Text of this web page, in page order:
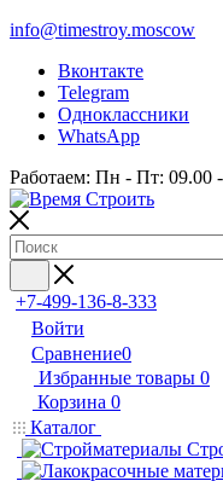
info@timestroy.moscow
Вконтакте
Telegram
Одноклассники
WhatsApp
Работаем: Пн - Пт: 09.00
+7-499-136-8-333
Войти
Сравнение0
Избранные товары 0
Корзина 0
Каталог